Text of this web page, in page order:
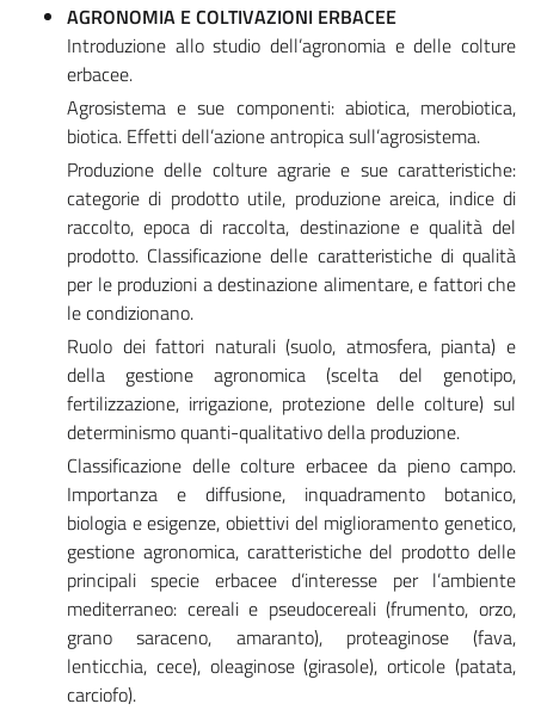
AGRONOMIA E COLTIVAZIONI ERBACEE
Introduzione allo studio dell’agronomia e delle colture
erbacee.
Agrosistema e sue componenti: abiotica, merobiotica,
biotica. Effetti dell’azione antropica sull’agrosistema.
Produzione delle colture agrarie e sue caratteristiche:
categorie di prodotto utile, produzione areica, indice di
raccolto, epoca di raccolta, destinazione e qualità del
prodotto. Classificazione delle caratteristiche di qualità
per le produzioni a destinazione alimentare, e fattori che
le condizionano.
Ruolo dei fattori naturali (suolo, atmosfera, pianta) e
della gestione agronomica (scelta del genotipo,
fertilizzazione, irrigazione, protezione delle colture) sul
determinismo quanti-qualitativo della produzione.
Classificazione delle colture erbacee da pieno campo.
Importanza e diffusione, inquadramento botanico,
biologia e esigenze, obiettivi del miglioramento genetico,
gestione agronomica, caratteristiche del prodotto delle
principali specie erbacee d’interesse per l’ambiente
mediterraneo: cereali e pseudocereali (frumento, orzo,
grano saraceno, amaranto), proteaginose (fava,
lenticchia, cece), oleaginose (girasole), orticole (patata,
carciofo).